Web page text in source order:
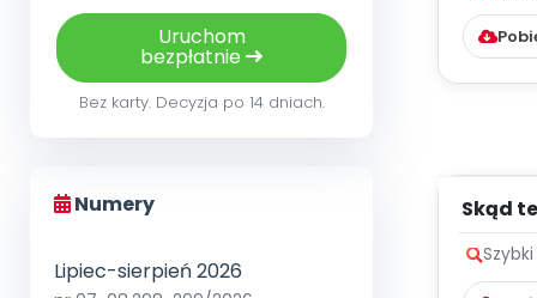
Uruchom
bezpłatnie
Bez karty. Decyzja po 14 dniach.
Numery
Lipiec-sierpień 2026
Skąd